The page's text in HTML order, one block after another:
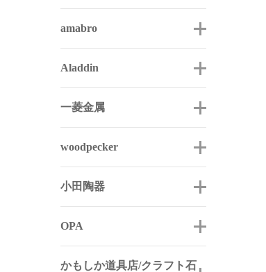
amabro
Aladdin
一菱金属
woodpecker
小田陶器
OPA
かもしか道具店/クラフト石